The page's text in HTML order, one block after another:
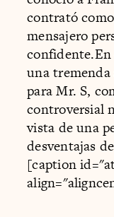
contrató
mensajero
confidente.En
una
para Mr. S,
controversial
vista de una
desventajas
[caption